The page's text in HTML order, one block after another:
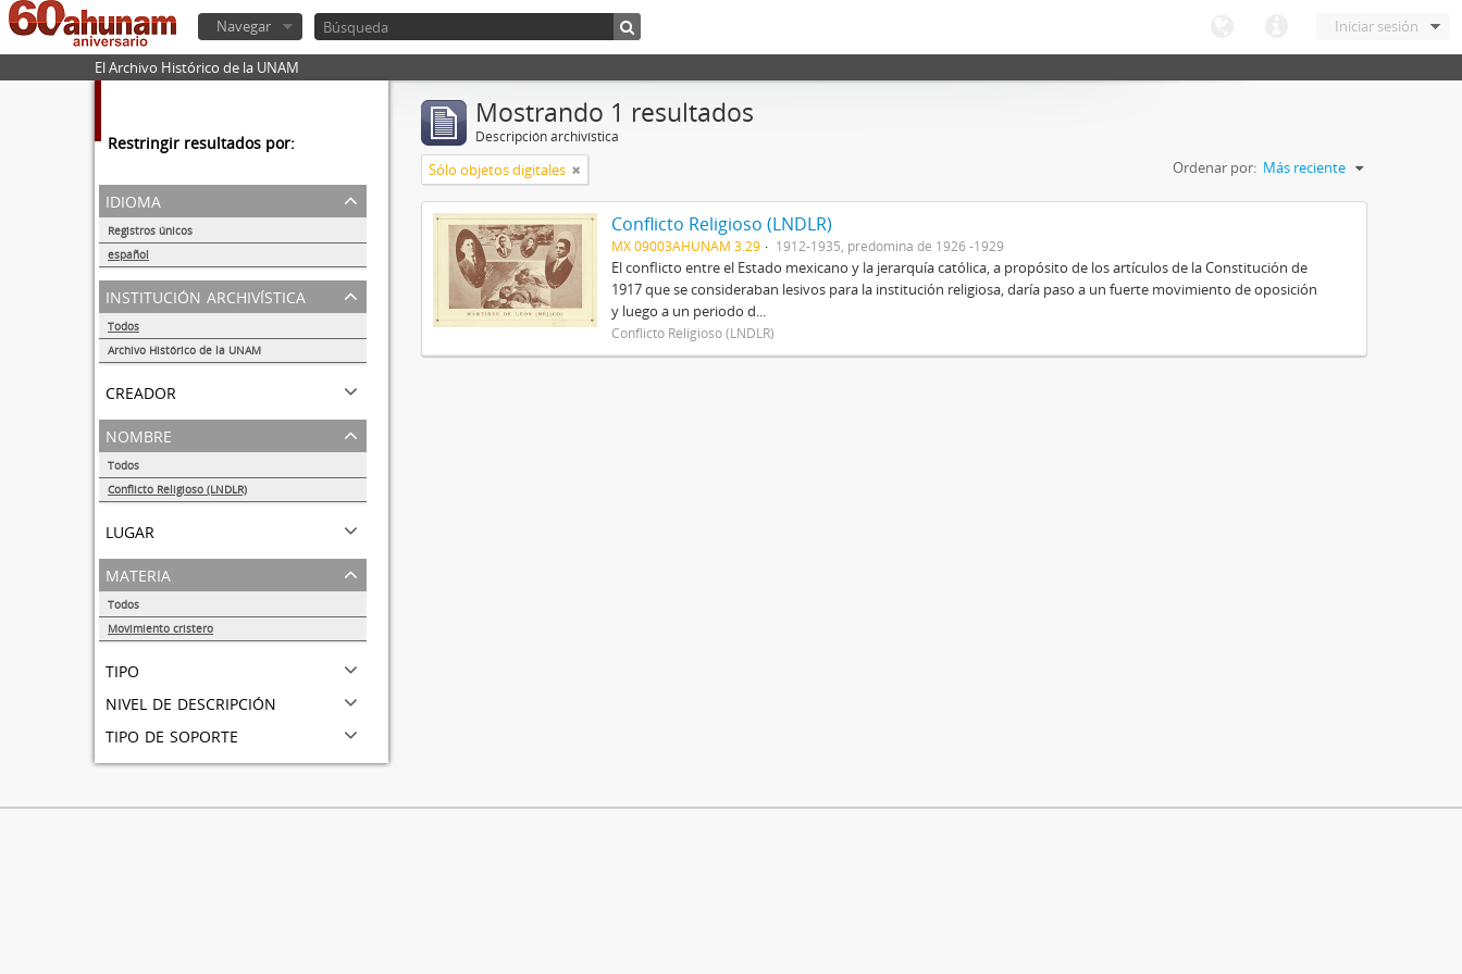
Iniciar sesión
Navegar
El Archivo Histórico de la UNAM
Restringir resultados por:
idioma
Registros únicos
español
1
institución archivística
Todos
Archivo Histórico de la UNAM
creador
nombre
Todos
Conflicto Religioso (LNDLR)
lugar
materia
Todos
Movimiento cristero
tipo
nivel de descripción
tipo de soporte
Mostrando 1 resultados
Descripción archivística
Sólo objetos digitales Ordenar por: Más reciente
Conflicto Religioso (LNDLR)
MX 09003AHUNAM 3.29 1912-1935, predomina de 1926 -1929
El conflicto entre el Estado mexicano y la jerarquía católica, a propósito de los artículos de la Constitución de
1917 que se consideraban lesivos para la institución religiosa, daría paso a un fuerte movimiento de oposición
y luego a un periodo d...
Conflicto Religioso (LNDLR)